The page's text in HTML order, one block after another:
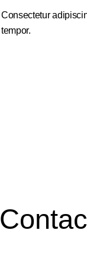
Consectetur
tempor.